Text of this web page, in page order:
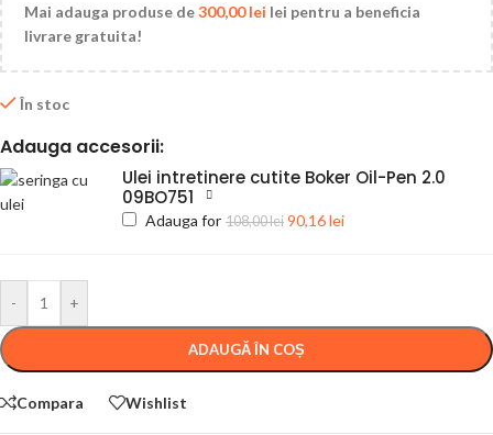
Mai adauga produse de300,00lei lei pentru a beneficia
livrare gratuita!
În stoc
Adauga accesorii:
Ulei intretinere cutite Boker Oil-Pen 2.0
09BO751
Adauga for 108,00lei 90,16lei
- +
ADAUGĂ ÎN COȘ
Compara Wishlist